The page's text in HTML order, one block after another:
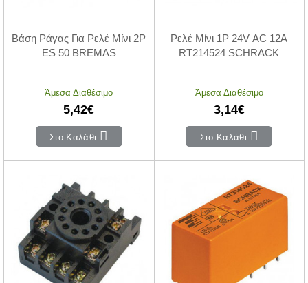
Βάση Ράγας Για Ρελέ Μίνι 2P
ES 50 BREMAS
Άμεσα Διαθέσιμο
5,42€
Στο Καλάθι
Ρελέ Μίνι 1P 24V AC 12A
RT214524 SCHRACK
Άμεσα Διαθέσιμο
3,14€
Στο Καλάθι